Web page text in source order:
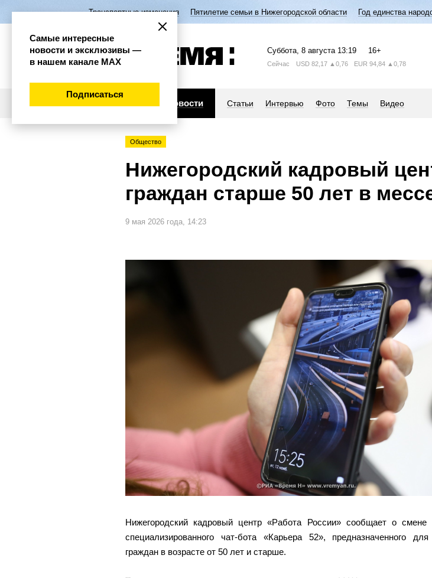
Транспортные изменения Пятилетие семьи в Нижегородской области Год единства
Суббота, 8 августа 13:19 16+
Сейчас USD 82,17 ▲0,76 EUR 94,84 ▲0,78
Новости Статьи Интервью Фото Темы Видео
Общество
Нижегородский кадровый
граждан старше 50 лет в
9 мая 2026 года, 14:23
Нижегородский кадровый центр «Работа России» сообщает о смене
специализированного чат-бота «Карьера 52», предназначенного
граждан в возрасте от 50 лет и старше.
Самые интересные
новости и эксклюзивы —
в нашем канале МАХ
Подписаться